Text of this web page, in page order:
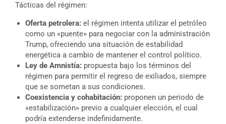
Tácticas del régimen:
Oferta petrolera: el régimen intenta utilizar el petróleo
como un «puente» para negociar con la administración
Trump, ofreciendo una situación de estabilidad
energética a cambio de mantener el control político.
Ley de Amnistía: propuesta bajo los términos del
régimen para permitir el regreso de exiliados, siempre
que se sometan a sus condiciones.
Coexistencia y cohabitación: proponen un periodo de
«estabilización» previo a cualquier elección, el cual
podría extenderse indefinidamente.